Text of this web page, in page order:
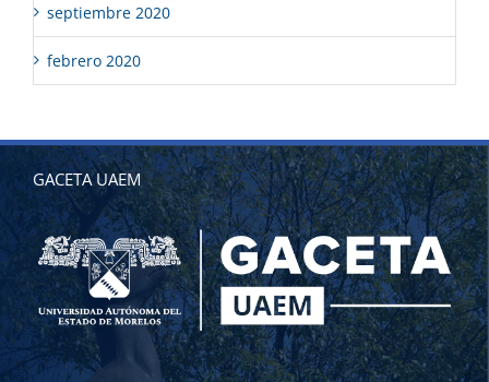
septiembre 2020
febrero 2020
GACETA UAEM